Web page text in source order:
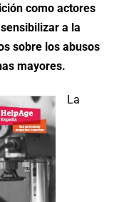
como actores
a la
sobre los abusos
mayores.
La